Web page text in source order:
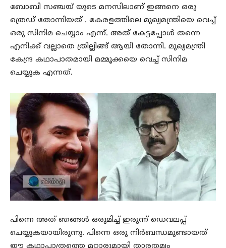
ബോബി സഞ്ചയ് യുടെ മനസിലാണ് ഇങ്ങനെ ഒരു
ത്രെഡ് തോന്നിയത് . കേരളത്തിലെ മുഖ്യമന്ത്രിയെ വെച്ച്
ഒരു സിനിമ ചെയ്യാം എന്ന്. അത് കേട്ടപ്പോൾ തന്നെ
എനിക്ക് വല്ലാതെ ത്രില്ലിങ്ങ് ആയി തോന്നി. മുഖ്യമന്ത്രി
കേന്ദ്ര കഥാപാതമായി മമ്മൂക്കയെ വെച്ച് സിനിമ
ചെയ്യുക എന്നത്.
പിന്നെ അത് ഞങ്ങൾ ഒരുമിച്ച് ഇരുന്ന് ഡെവലപ്പ്
ചെയ്യുകയായിരുന്നു. പിന്നെ ഒരു നിർബന്ധമുണ്ടായത്